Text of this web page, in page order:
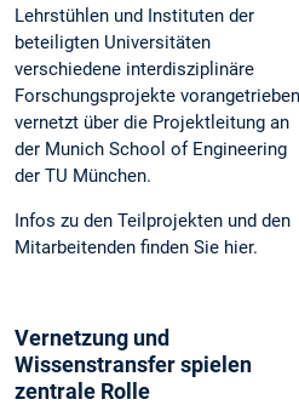
Lehrstühlen und Instituten der
beteiligten Universitäten
verschiedene interdisziplinäre
Forschungsprojekte
vernetzt über die Projektleitung an
der Munich School of Engineering
der TU München.
Infos zu den Teilprojekten und den
Mitarbeitenden finden Sie hier.
Vernetzung und
Wissenstransfer spielen
zentrale Rolle